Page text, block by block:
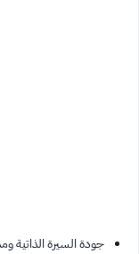
جودة السيرة الذاتية